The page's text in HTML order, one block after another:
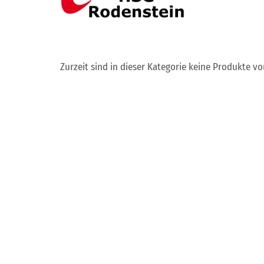
Zurzeit sind in dieser Kategorie keine Produkte